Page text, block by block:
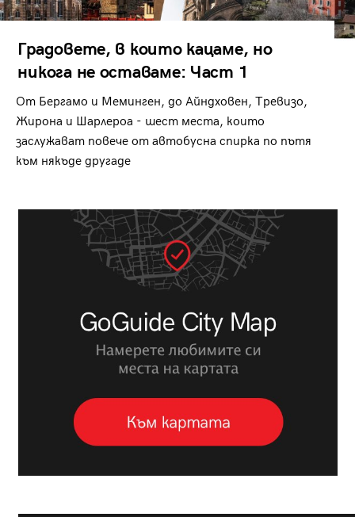
Градовете, в които кацаме, но
никога не оставаме: Част 1
От Бергамо и Меминген, до Айндховен, Тревизо,
Жирона и Шарлероа - шест места, които
заслужават повече от автобусна спирка по пътя
към някъде другаде